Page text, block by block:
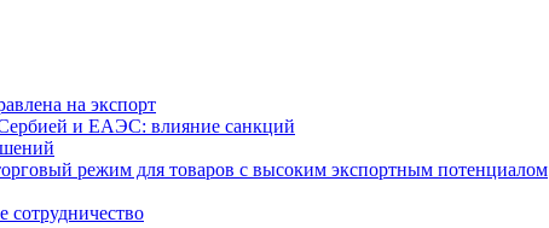
на экспорт
и ЕАЭС: влияние санкций
режим для товаров с высоким экспортным потенциалом
сотрудничество